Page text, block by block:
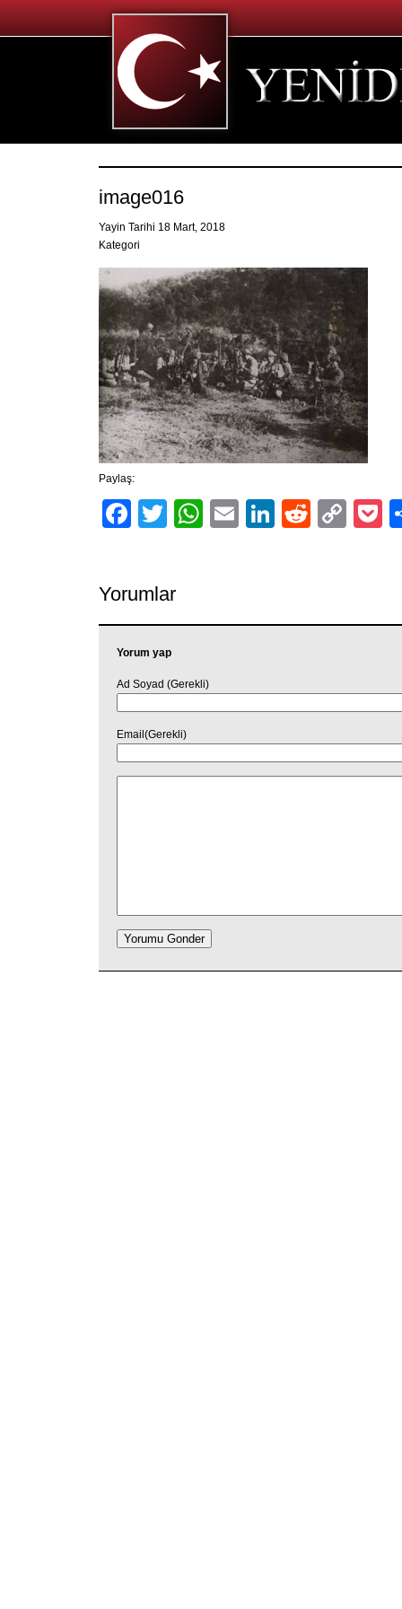
image016
Yayin Tarihi 18 Mart, 2018
Kategori
Paylaş:
Facebook
TwitterWhatsApp
EmailLinkedIn
Reddit
Yorumlar
Yorum yap
Ad Soyad (Gerekli)
Email(Gerekli)